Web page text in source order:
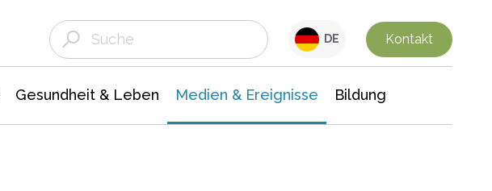
DE Kontakt
Gesundheit & Leben Medien & Ereignisse Bildung